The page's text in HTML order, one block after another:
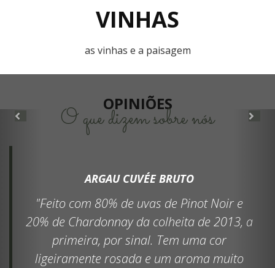
VINHAS
as vinhas e a paisagem
OPINIÕES
O que dizem sobre nós
ARGAU CUVÉE BRUTO
"Feito com 80% de uvas de Pinot Noir e
20% de Chardonnay da colheita de 2013, a
primeira, por sinal. Tem uma cor
ligeiramente rosada e um aroma muito
Previous